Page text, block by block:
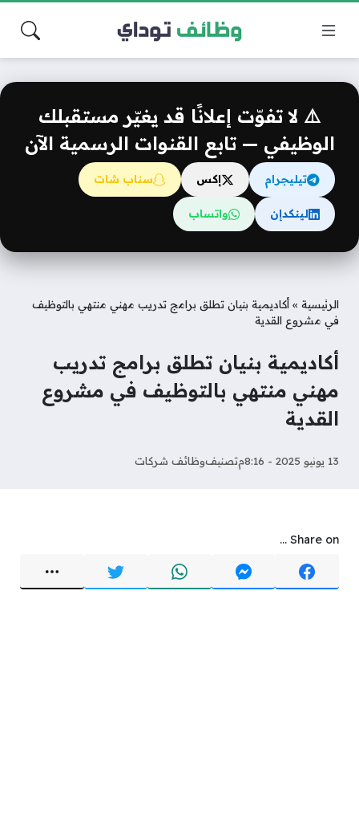
⚠️ لا تفوّت إعلانًا قد يغيّر مستقبلك
الوظيفي — تابع القنوات الرسمية الآن
تيليجرام إكس سناب شات
لينكدإن واتساب
الرئيسية » أكاديمية بنيان تطلق برامج تدريب مهني منتهي بالتوظيف
في مشروع القدية
أكاديمية بنيان تطلق برامج تدريب
مهني منتهي بالتوظيف في مشروع
القدية
13 يونيو 2025 - 8:16م تصنيفوظائف شركات
Share on ...